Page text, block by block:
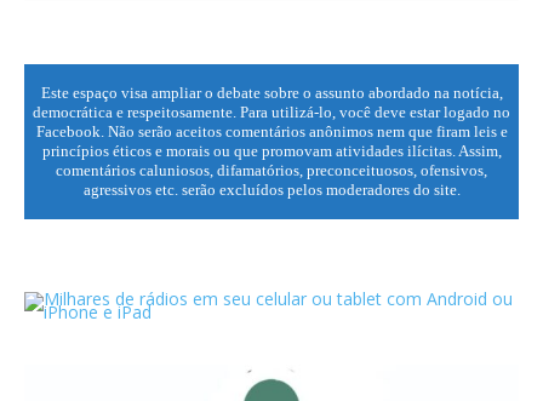
Este espaço visa ampliar o debate sobre o assunto abordado na notícia,
democrática e respeitosamente. Para utilizá-lo, você deve estar logado no
Facebook. Não serão aceitos comentários anônimos nem que firam leis e
princípios éticos e morais ou que promovam atividades ilícitas. Assim,
comentários caluniosos, difamatórios, preconceituosos, ofensivos,
agressivos etc. serão excluídos pelos moderadores do site.